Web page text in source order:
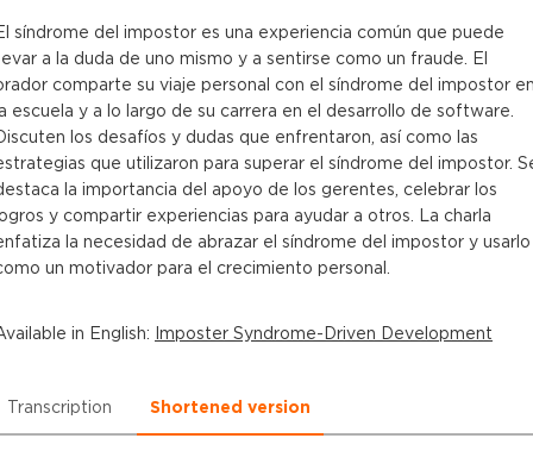
síndrome del impostor es una experiencia común que puede
a la duda de uno mismo y a sentirse como un fraude. El
comparte su viaje personal con el síndrome del impostor
escuela y a lo largo de su carrera en el desarrollo de software.
los desafíos y dudas que enfrentaron, así como las
que utilizaron para superar el síndrome del impostor.
la importancia del apoyo de los gerentes, celebrar los
y compartir experiencias para ayudar a otros. La charla
la necesidad de abrazar el síndrome del impostor y usarlo
un motivador para el crecimiento personal.
in English: Imposter Syndrome-Driven Development
Transcription Shortened version